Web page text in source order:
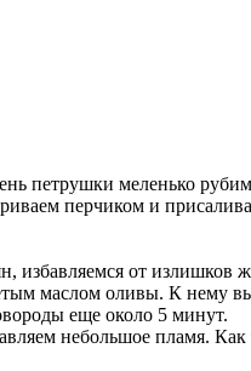
петрушки меленько
перчиком и
от излишков
маслом оливы. К нему
еще около 5 минут.
небольшое пламя. Как